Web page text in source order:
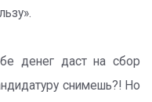
денег даст на сбор
снимешь?! Но